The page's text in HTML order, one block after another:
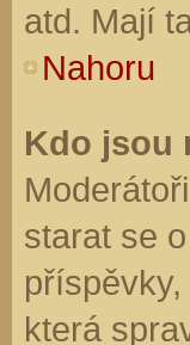
atd. Mají
Nahoru
Kdo jsou
starat se
která